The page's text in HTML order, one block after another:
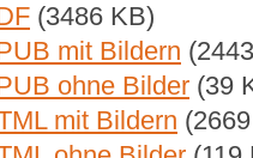
(3486 KB)
mit Bildern
ohne Bilder (39
mit Bildern